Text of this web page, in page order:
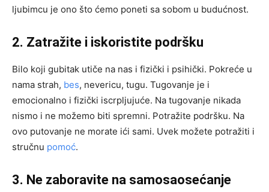
ljubimcu je ono što ćemo poneti sa sobom u budućnost.
2. Zatražite i iskoristite podršku
Bilo koji gubitak utiče na nas i fizički i psihički. Pokreće u
nama strah, bes, nevericu, tugu. Tugovanje je i
emocionalno i fizički iscrpljujuće. Na tugovanje nikada
nismo i ne možemo biti spremni. Potražite podršku. Na
ovo putovanje ne morate ići sami. Uvek možete potražiti i
stručnu pomoć.
3. Ne zaboravite na samosaosećanje